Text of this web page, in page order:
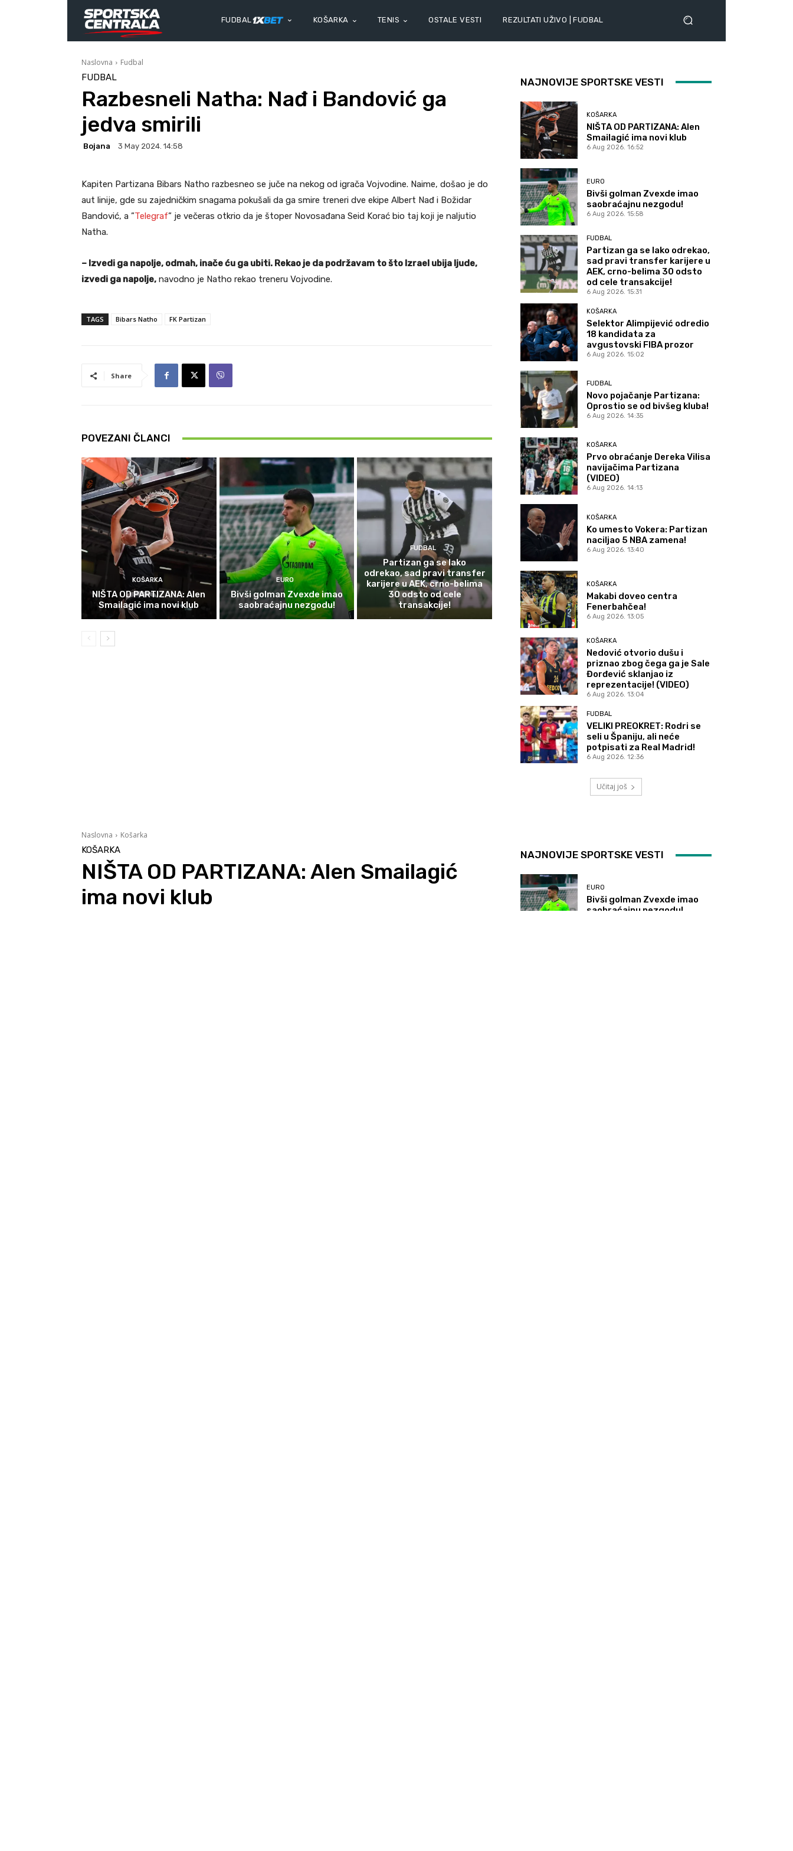
FUDBAL KOŠARKA TENIS OSTALE VESTI REZULTATI UŽIVO | FUDBAL
Naslovna Fudbal
FUDBAL
Razbesneli Natha: Nađ i Bandović ga
jedva smirili
Bojana 3 May 2024. 14:58
Kapiten Partizana Bibars Natho razbesneo se juče na nekog od igrača Vojvodine. Naime, došao je do
aut linije, gde su zajedničkim snagama pokušali da ga smire treneri dve ekipe Albert Nađ i Božidar
Bandović, a ”Telegraf” je večeras otkrio da je štoper Novosađana Seid Korać bio taj koji je naljutio
Natha.
– Izvedi ga napolje, odmah, inače ću ga ubiti. Rekao je da podržavam to što Izrael ubija ljude,
izvedi ga napolje, navodno je Natho rekao treneru Vojvodine.
TAGS Bibars Natho FK Partizan
Share
POVEZANI ČLANCI
KOŠARKA
NIŠTA OD PARTIZANA: Alen
Smailagić ima novi klub
EURO
Bivši golman Zvexde imao
saobraćajnu nezgodu!
FUDBAL
Partizan ga se lako
odrekao, sad pravi transfer
karijere u AEK, crno-belima
30 odsto od cele
transakcije!
NAJNOVIJE SPORTSKE VESTI
KOŠARKA
NIŠTA OD PARTIZANA: Alen
Smailagić ima novi klub
6 Aug 2026. 16:52
EURO
Bivši golman Zvexde imao
saobraćajnu nezgodu!
6 Aug 2026. 15:58
FUDBAL
Partizan ga se lako odrekao,
sad pravi transfer karijere u
AEK, crno-belima 30 odsto
od cele transakcije!
6 Aug 2026. 15:31
KOŠARKA
Selektor Alimpijević odredio
18 kandidata za
avgustovski FIBA prozor
6 Aug 2026. 15:02
FUDBAL
Novo pojačanje Partizana:
Oprostio se od bivšeg kluba!
6 Aug 2026. 14:35
KOŠARKA
Prvo obraćanje Dereka Vilisa
navijačima Partizana
(VIDEO)
6 Aug 2026. 14:13
KOŠARKA
Ko umesto Vokera: Partizan
naciljao 5 NBA zamena!
6 Aug 2026. 13:40
KOŠARKA
Makabi doveo centra
Fenerbahčea!
6 Aug 2026. 13:05
KOŠARKA
Nedović otvorio dušu i
priznao zbog čega ga je Sale
Đorđević sklanjao iz
reprezentacije! (VIDEO)
6 Aug 2026. 13:04
FUDBAL
VELIKI PREOKRET: Rodri se
seli u Španiju, ali neće
potpisati za Real Madrid!
6 Aug 2026. 12:36
Učitaj još